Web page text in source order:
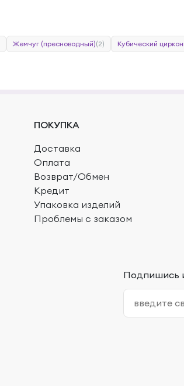
Жемчуг (пресноводный)(2) Кубический
ПОКУПКА
Доставка
Оплата
Возврат/Обмен
Кредит
Упаковка изделий
Проблемы с заказом
Подпишись